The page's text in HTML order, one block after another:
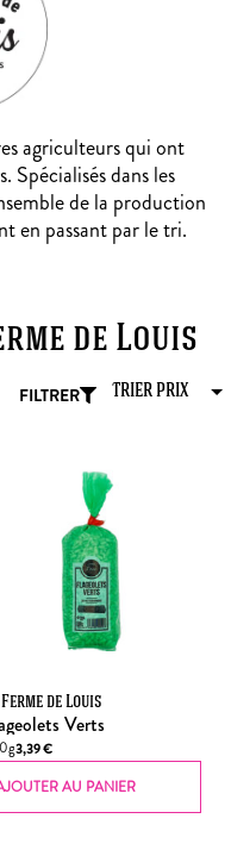
agriculteurs qui ont
Spécialisés dans les
de la production
en passant par le tri.
de Louis
FILTRER
de Louis
Verts
3,39€
AU PANIER